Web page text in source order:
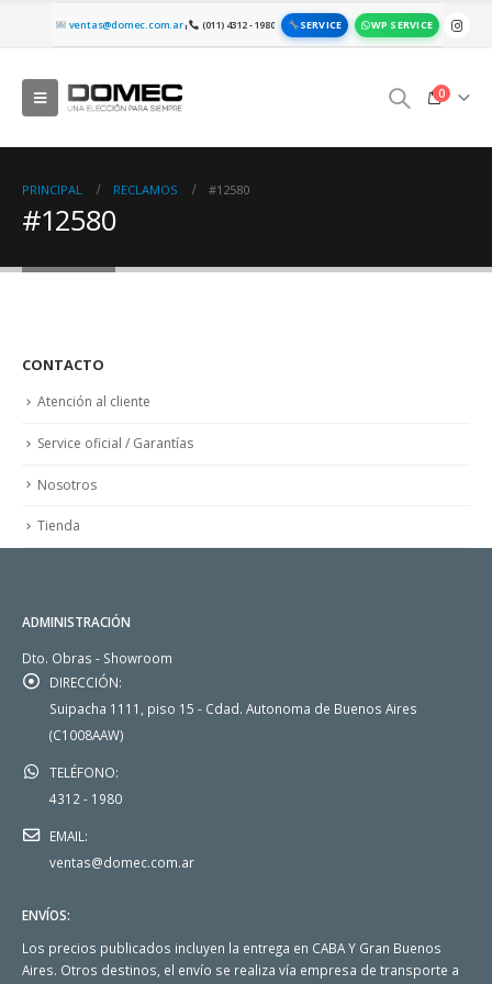
ventas@domec.com.ar| (011) 4312 - 1980 SERVICE WP SERVICE
0
PRINCIPAL RECLAMOS #12580
#12580
CONTACTO
Atención al cliente
Service oficial / Garantías
Nosotros
Tienda
ADMINISTRACIÓN
Dto. Obras - Showroom
DIRECCIÓN:
Suipacha 1111, piso 15 - Cdad. Autonoma de Buenos Aires
(C1008AAW)
TELÉFONO:
4312 - 1980
EMAIL:
ventas@domec.com.ar
ENVÍOS:
Los precios publicados incluyen la entrega en CABA Y Gran Buenos
Aires. Otros destinos, el envío se realiza vía empresa de transporte a